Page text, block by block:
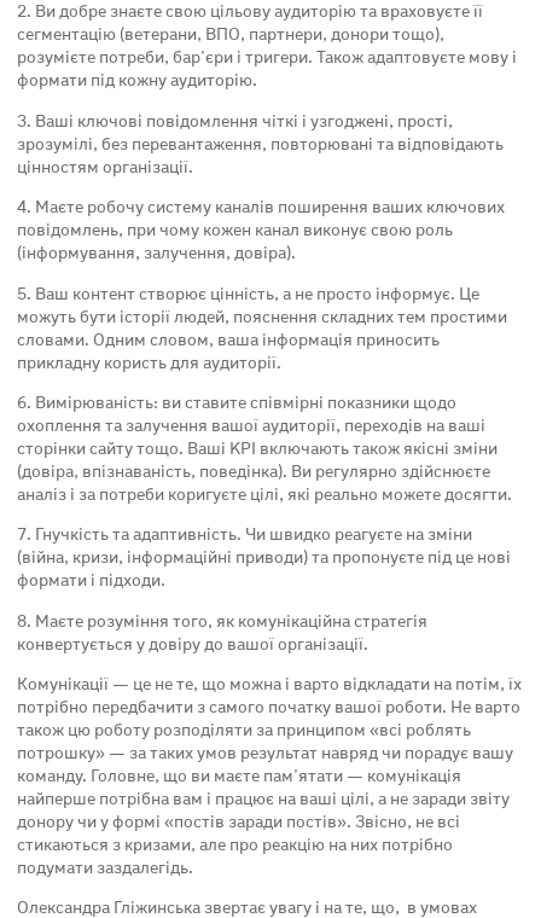
2. Ви добре знаєте свою цільову аудиторію та враховуєте її
сегментацію (ветерани, ВПО, партнери, донори тощо),
розумієте потреби, бар’єри і тригери. Також адаптовуєте мову і
формати під кожну аудиторію.
3. Ваші ключові повідомлення чіткі і узгоджені, прості,
зрозумілі, без перевантаження, повторювані та відповідають
цінностям організації.
4. Маєте робочу систему каналів поширення ваших ключових
повідомлень, при чому кожен канал виконує свою роль
(інформування, залучення, довіра).
5. Ваш контент створює цінність, а не просто інформує. Це
можуть бути історії людей, пояснення складних тем простими
словами. Одним словом, ваша інформація приносить
прикладну користь для аудиторії.
6. Вимірюваність: ви ставите співмірні показники щодо
охоплення та залучення вашої аудиторії, переходів на ваші
сторінки сайту тощо. Ваші KPI включають також якісні зміни
(довіра, впізнаваність, поведінка). Ви регулярно здійснюєте
аналіз і за потреби коригуєте цілі, які реально можете досягти.
7. Гнучкість та адаптивність. Чи швидко реагуєте на зміни
(війна, кризи, інформаційні приводи) та пропонуєте під це нові
формати і підходи.
8. Маєте розуміння того, як комунікаційна стратегія
конвертується у довіру до вашої організації.
Комунікації — це не те, що можна і варто відкладати на потім, їх
потрібно передбачити з самого початку вашої роботи. Не варто
також цю роботу розподіляти за принципом «всі роблять
потрошку» — за таких умов результат навряд чи порадує вашу
команду. Головне, що ви маєте пам’ятати — комунікація
найперше потрібна вам і працює на ваші цілі, а не заради звіту
донору чи у формі «постів заради постів». Звісно, не всі
стикаються з кризами, але про реакцію на них потрібно
подумати заздалегідь.
Олександра Гліжинська звертає увагу і на те, що, в умовах